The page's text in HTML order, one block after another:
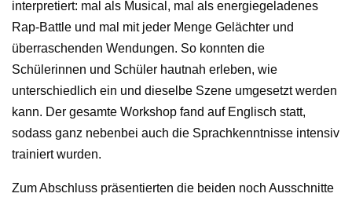
interpretiert: mal als Musical, mal als energiegeladenes
Rap-Battle und mal mit jeder Menge Gelächter und
überraschenden Wendungen. So konnten die
Schülerinnen und Schüler hautnah erleben, wie
unterschiedlich ein und dieselbe Szene umgesetzt werden
kann. Der gesamte Workshop fand auf Englisch statt,
sodass ganz nebenbei auch die Sprachkenntnisse intensiv
trainiert wurden.
Zum Abschluss präsentierten die beiden noch Ausschnitte